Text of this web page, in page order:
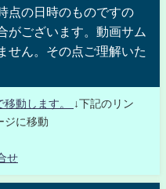
点の日時のものですの
がございます。動画サム
せん。その点ご理解いた
移動します。
↓下記のリン
ジに移動
せ